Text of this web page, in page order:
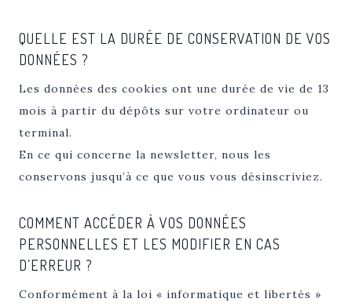
QUELLE EST LA DURÉE DE CONSERVATION DE VOS
DONNÉES ?
Les données des cookies ont une durée de vie de 13
mois à partir du dépôts sur votre ordinateur ou
terminal.
En ce qui concerne la newsletter, nous les
conservons jusqu’à ce que vous vous désinscriviez.
COMMENT ACCÉDER À VOS DONNÉES
PERSONNELLES ET LES MODIFIER EN CAS
D’ERREUR ?
Conformément à la loi « informatique et libertés »